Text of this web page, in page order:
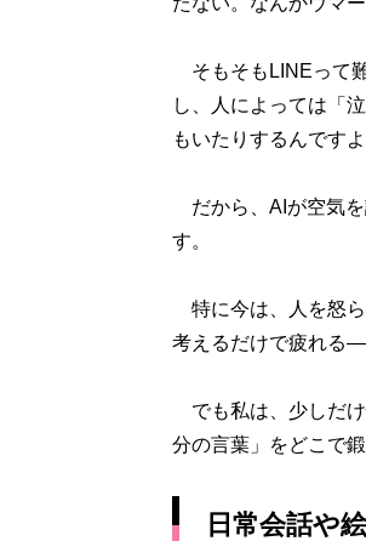
そもそもLINEって
し、人によっては「
もいたりするんです
だから、AIが空気を
す。
特に今は、人を怒ら
考えるだけで疲れる
でも私は、少しだけ
分の言葉」をどこで
日常会話や